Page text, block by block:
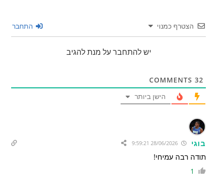
הצטרף כמנוי התחבר
יש להתחבר על מנת להגיב
32
הישן ביותר
בוגי 28/06/2026 9:59:21
תודה רבה עמיחי!
1